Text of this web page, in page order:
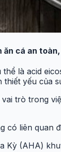
ăn cá an
thể là acid
yếu của
trò trong
có liên quan
Kỳ (AHA)